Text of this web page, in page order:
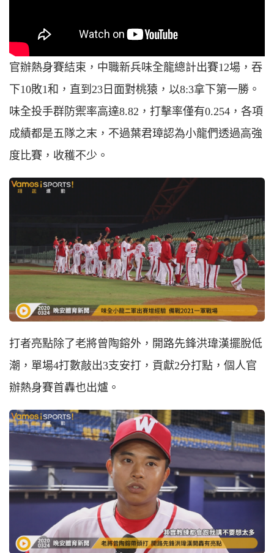
官辦熱身賽結束，中職新兵味全龍總計出賽12場，吞
下10敗1和，直到23日面對桃猿，以8:3拿下第一勝。
味全投手群防禦率高達8.82，打擊率僅有0.254，各項
成績都是五隊之末，不過葉君璋認為小龍們透過高強
度比賽，收穫不少。
打者亮點除了老將曾陶鎔外，開路先鋒洪瑋漢擺脫低
潮，單場4打數敲出3支安打，貢獻2分打點，個人官
辦熱身賽首轟也出爐。